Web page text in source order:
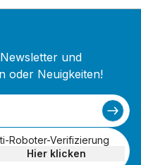
und
oder Neuigkeiten!
Roboter-Verifizierung
Hier klicken